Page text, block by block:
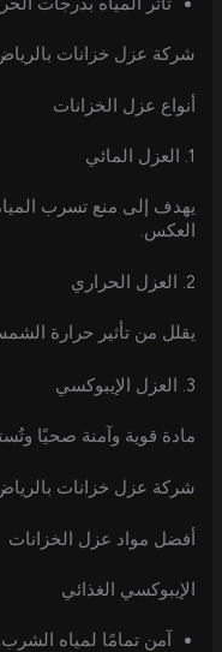
شركة عزل خزانات بالرياض /
أنواع عزل الخزانات
1. العزل المائي
يهدف إلى منع تسرب
العكس.
2. العزل الحراري
يقلل من تأثير حرارة
3. العزل الإيبوكسي
مادة قوية وآمنة صحيًا
شركة عزل خزانات بالرياض /
أفضل مواد عزل الخزانات
الإيبوكسي الغذائي
آمن تمامًا لمياه الشرب.